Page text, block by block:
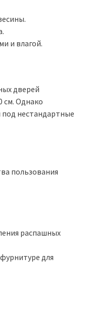
и влагой.
дверей
см. Однако
нестандартные
пользования
распашных
для